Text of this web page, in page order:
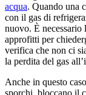
acqua. Quando una
con il gas di
nuovo. È necessario
approfitti per
verifica che non ci
la perdita del gas
Anche in questo
sporchi, bloccano il